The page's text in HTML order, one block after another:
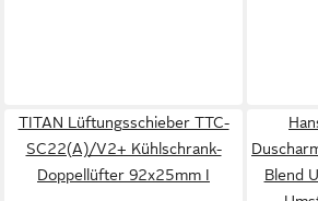
TITAN Lüftungsschieber TTC-
SC22(A)/V2+ Kühlschrank-
Doppellüfter 92x25mm I
Blend